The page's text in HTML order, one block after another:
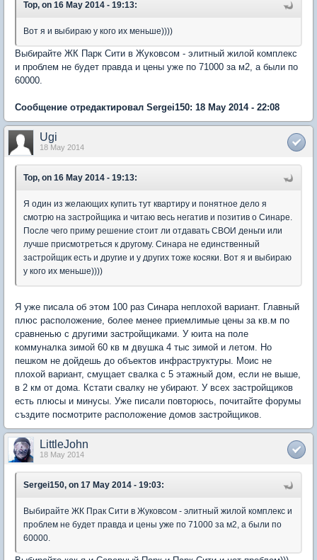
Тор, on 16 May 2014 - 19:13:
Вот я и выбираю у кого их меньше))))
Выбирайте ЖК Парк Сити в Жуковсом - элитный жилой комплекс
и проблем не будет правда и цены уже по 71000 за м2, а были по
60000.
Сообщение отредактировал Sergei150: 18 May 2014 - 22:08
Ugi
18 May 2014
Тор, on 16 May 2014 - 19:13:
Я один из желающих купить тут квартиру и понятное дело я
смотрю на застройщика и читаю весь негатив и позитив о Синаре.
После чего приму решение стоит ли отдавать СВОИ деньги или
лучше присмотреться к другому. Синара не единственный
застройщик есть и другие и у других тоже косяки. Вот я и выбираю
у кого их меньше))))
Я уже писала об этом 100 раз Синара неплохой вариант. Главный
плюс расположение, более менее приемлимые цены за кв.м по
сравненью с другими застройщиками. У юита на поле
коммуналка зимой 60 кв м двушка 4 тыс зимой и летом. Но
пешком не дойдешь до объектов инфраструктуры. Моис не
плохой вариант, смущает свалка с 5 этажный дом, если не выше,
в 2 км от дома. Кстати свалку не убирают. У всех застройщиков
есть плюсы и минусы. Уже писали повторюсь, почитайте форумы
създите посмотрите расположение домов застройщиков.
LittleJohn
18 May 2014
Sergei150, on 17 May 2014 - 19:03:
Выбирайте ЖК Прак Сити в Жуковсом - элитный жилой комплекс и
проблем не будет правда и цены уже по 71000 за м2, а были по
60000.